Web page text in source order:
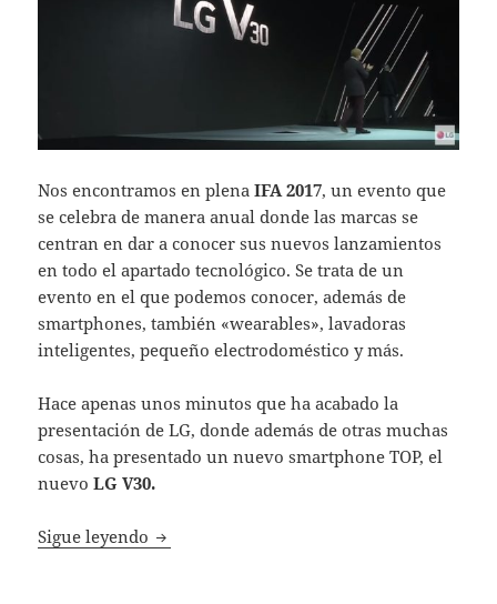
Nos encontramos en plenaIFA 2017, un evento que
se celebra de manera anual donde las marcas se
centran en dar a conocer sus nuevos lanzamientos
en todo el apartado tecnológico. Se trata de un
evento en el que podemos conocer, además de
smartphones, también «wearables», lavadoras
inteligentes, pequeño electrodoméstico y más.
Hace apenas unos minutos que ha acabado la
presentación de LG, donde además de otras muchas
cosas, ha presentado un nuevo smartphone TOP, el
nuevoLG V30.
Sigue leyendo LG V30, toda la información sobre el nuevo